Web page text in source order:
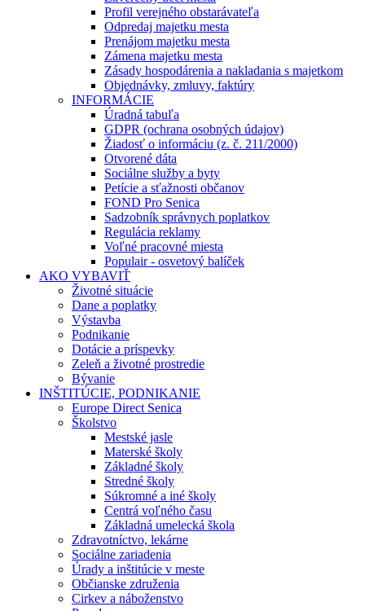
Profil verejného obstarávateľa
Odpredaj majetku mesta
Prenájom majetku mesta
Zámena majetku mesta
Zásady hospodárenia a nakladania s majetkom
Objednávky, zmluvy, faktúry
INFORMÁCIE
Úradná tabuľa
GDPR (ochrana osobných údajov)
Žiadosť o informáciu (z. č. 211/2000)
Otvorené dáta
Sociálne služby a byty
Petície a sťažnosti občanov
FOND Pro Senica
Sadzobník správnych poplatkov
Regulácia reklamy
Voľné pracovné miesta
Populair - osvetový balíček
AKO VYBAVIŤ
Životné situácie
Dane a poplatky
Výstavba
Podnikanie
Dotácie a príspevky
Zeleň a životné prostredie
Bývanie
INŠTITÚCIE, PODNIKANIE
Europe Direct Senica
Školstvo
Mestské jasle
Materské školy
Základné školy
Stredné školy
Súkromné a iné školy
Centrá voľného času
Základná umelecká škola
Zdravotníctvo, lekárne
Sociálne zariadenia
Úrady a inštitúcie v meste
Občianske združenia
Cirkev a náboženstvo